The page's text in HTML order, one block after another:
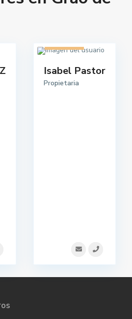
Isabel Pastor
Propietaria